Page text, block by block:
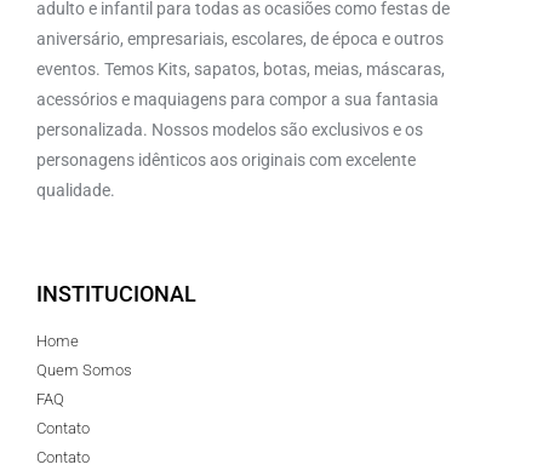
adulto e infantil para todas as ocasiões como festas de
aniversário, empresariais, escolares, de época e outros
eventos. Temos Kits, sapatos, botas, meias, máscaras,
acessórios e maquiagens para compor a sua fantasia
personalizada. Nossos modelos são exclusivos e os
personagens idênticos aos originais com excelente
qualidade.
INSTITUCIONAL
Home
Quem Somos
FAQ
Contato
Contato